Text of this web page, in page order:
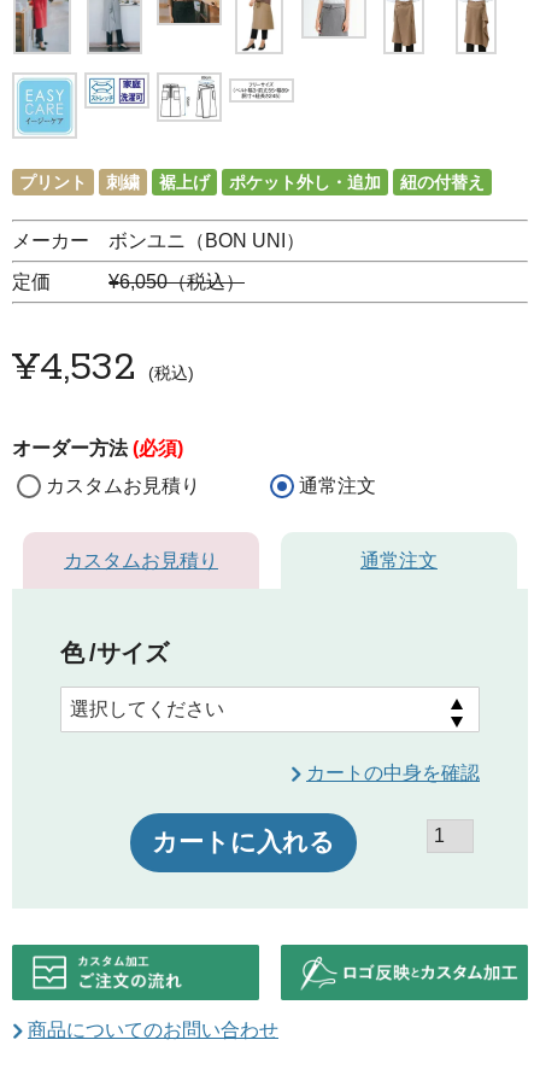
プリント 刺繍 裾上げ ポケット外し・追加 紐の付替え
メーカー ボンユニ（BON UNI）
定価 ¥6,050（税込）
¥4,532 税込
オーダー方法(必須)
カスタムお見積り
通常注文
カスタムお見積り 通常注文
色 サイズ
カートの中身を確認
カートに入れる
商品についてのお問い合わせ